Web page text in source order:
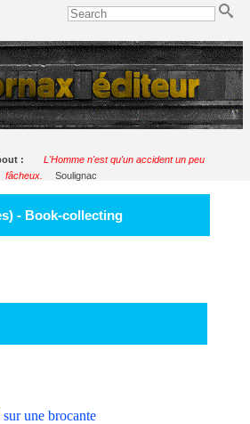
:
L'Homme n'est qu'un accident un peu
fâcheux.
Soulignac
- Book-collecting
une brocante